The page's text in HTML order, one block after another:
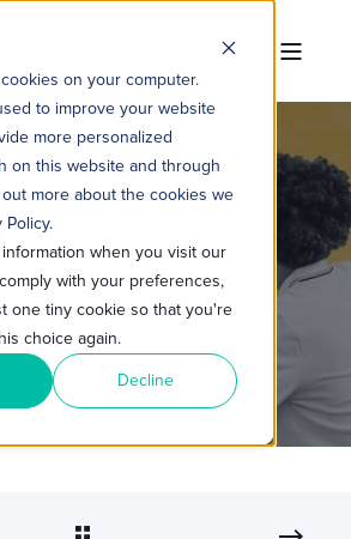
on your computer.
to improve your website
more personalized
on this website and through
more about the cookies we
Policy.
when you visit our
with your preferences,
one tiny cookie so that you're
choice again.
Decline
DE CLIENTES: 7
COMUNS E COMO